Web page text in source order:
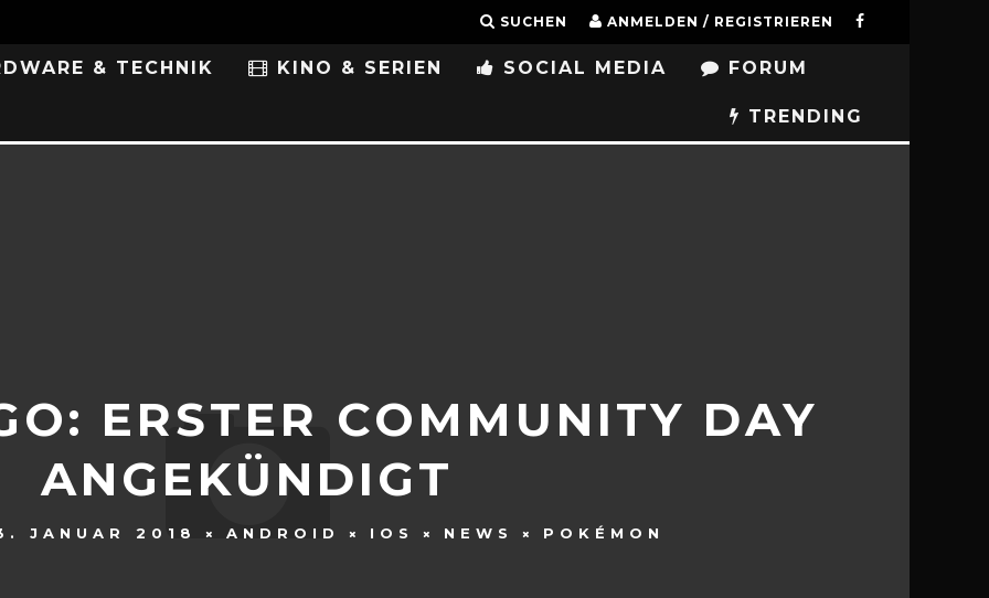
SUCHEN ANMELDEN / REGISTRIEREN
& TECHNIK KINO & SERIEN SOCIAL MEDIA FORUM
TRENDING
ERSTER COMMUNITY DAY
ANGEKÜNDIGT
JANUAR 2018 ANDROID IOS NEWS POKÉMON